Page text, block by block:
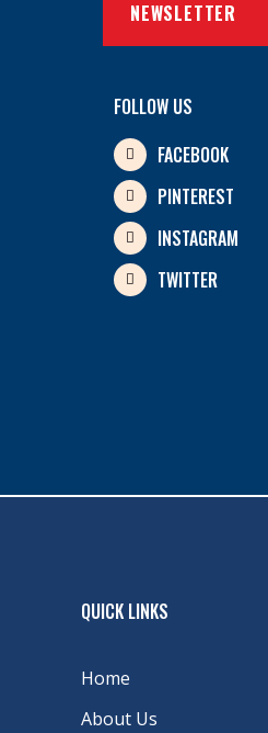
FOLLOW US
FACEBOOK
PINTEREST
INSTAGRAM
TWITTER
QUICK LINKS
Home
About Us